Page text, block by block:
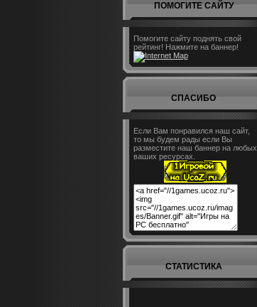
ПОМОГИТЕ САЙТУ
Помогите сайту поднять свой
рейтинг! Нажмите на баннер!
СПАСИБО
Если Вам понравился наш сайт,
то мы будем рады если Вы
разместите наш баннер на любых
ваших ресурсах.
СТАТИСТИКА